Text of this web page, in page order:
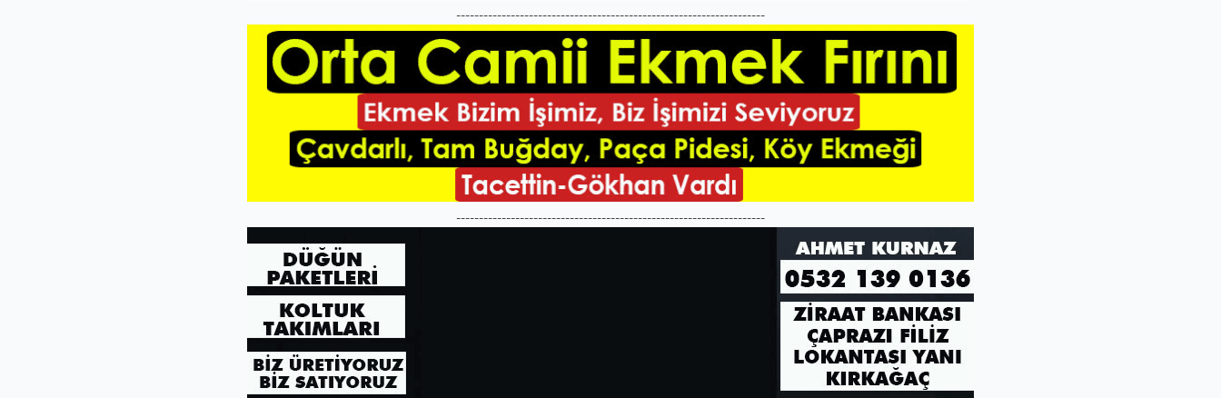
--------------------------------------------------------------------
--------------------------------------------------------------------